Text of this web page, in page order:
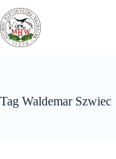
Przejdź
do
treści
Tag Waldemar Szwiec